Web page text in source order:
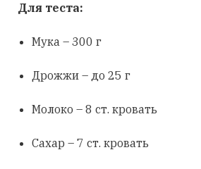
Для теста:
Мука – 300 г
Дрожжи – до 25 г
Молоко – 8 ст. кровать
Сахар – 7 ст. кровать